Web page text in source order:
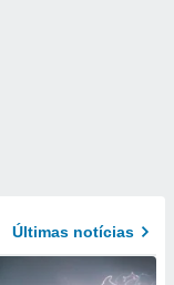
Últimas notícias